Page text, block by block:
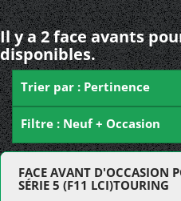
Il y a 2 face avants
disponibles.
Trier par : Pertinence
Filtre : Neuf + Occasion
FACE AVANT D'OCCASION
SÉRIE 5 (F11 LCI)TOURING